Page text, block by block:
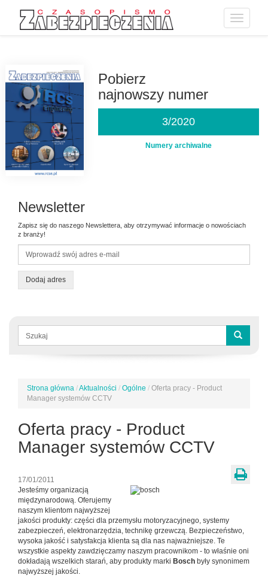
Toggle
Pobierz
najnowszy numer
3/2020
Numery archiwalne
Newsletter
Zapisz się do naszego Newslettera, aby otrzymywać informacje o nowościach
z branży!
Dodaj adres
Formularz
wyszukiwania
Jesteś
tutaj
Strona główna /Aktualności / Ogólne / Oferta pracy - Product
Manager systemów CCTV
Oferta pracy - Product
Manager systemów CCTV
17/01/2011
Jesteśmy organizacją
międzynarodową. Oferujemy
naszym klientom najwyższej
jakości produkty: części dla przemysłu motoryzacyjnego, systemy
zabezpieczeń, elektronarzędzia, technikę grzewczą. Bezpieczeństwo,
wysoka jakość i satysfakcja klienta są dla nas najważniejsze. Te
wszystkie aspekty zawdzięczamy naszym pracownikom - to właśnie oni
dokładają wszelkich starań, aby produkty marki Bosch były synonimem
najwyższej jakości.